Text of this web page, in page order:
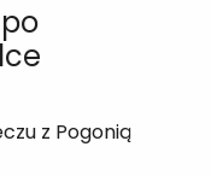
z Pogonią